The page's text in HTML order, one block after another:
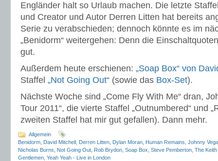
Engländer halt so Urlaub machen. Die letzte
und Creator und Autor Derren Litten hat bereits
Serie zu verabschieden; dennoch könnte es im
„Benidorm“ weitergehen: Denn die
gut.
Außerdem heute erschienen: „Soap Box“ von
Staffel „Not Going Out“ (sowie das Box-Set).
Nächste Woche sind „Come Fly With Me“ dran,
Tour 2011“, die vierte Staffel „Outnumbered“ und
zweiten Staffel hat mir gut gefallen). Dann mehr.
Allgemein
Benidorm David Mitchell Derren Litten Dylan Moran Human Remains Johnny
Nicholas Burns
Not Going Out Rob Brydon Soap Box Steve Pemberton The
Gentlemen Yeah Yeah - Live in London